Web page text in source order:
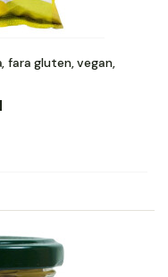
fara gluten, vegan,